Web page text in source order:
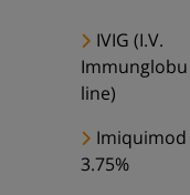
IVIG (I.V.
Immunglobu
line)
Imiquimod
3.75%